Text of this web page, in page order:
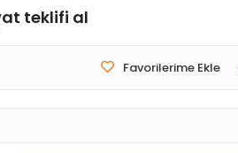
teklifi al
Favorilerime Ekle